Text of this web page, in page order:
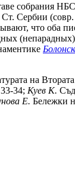
собрания
Ст. Сербии
что оба
на
34; Куев К.
Е. Бележки